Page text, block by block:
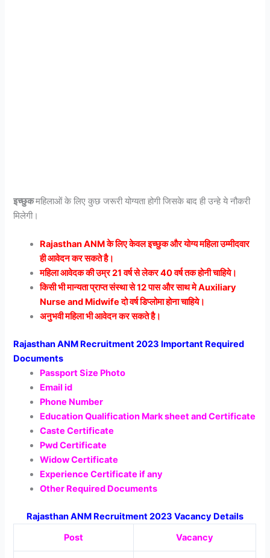
इच्छुकमहिलाओं के लिए कुछ जरूरी योग्यता होगी जिसके बाद ही उन्हे ये नौकरी
मिलेगी।
Rajasthan ANM के लिए केवल इच्छुक और योग्य महिला उम्मीदवार
ही आवेदन कर सकते है।
महिला आवेदक की उम्र 21 वर्ष से लेकर 40 वर्ष तक होनी चाहिये।
किसी भी मान्यता प्राप्त संस्था से 12 पास और साथ मे Auxiliary
Nurse and Midwife दो वर्ष डिप्लोमा होना चाहिये।
अनुभवी महिला भी आवेदन कर सकते है।
Rajasthan ANM Recruitment 2023 Important Required
Documents
Passport Size Photo
Email id
Phone Number
Education Qualification Mark sheet and Certificate
Caste Certificate
Pwd Certificate
Widow Certificate
Experience Certificate if any
Other Required Documents
Rajasthan ANM Recruitment 2023 Vacancy Details
Post
Vacancy